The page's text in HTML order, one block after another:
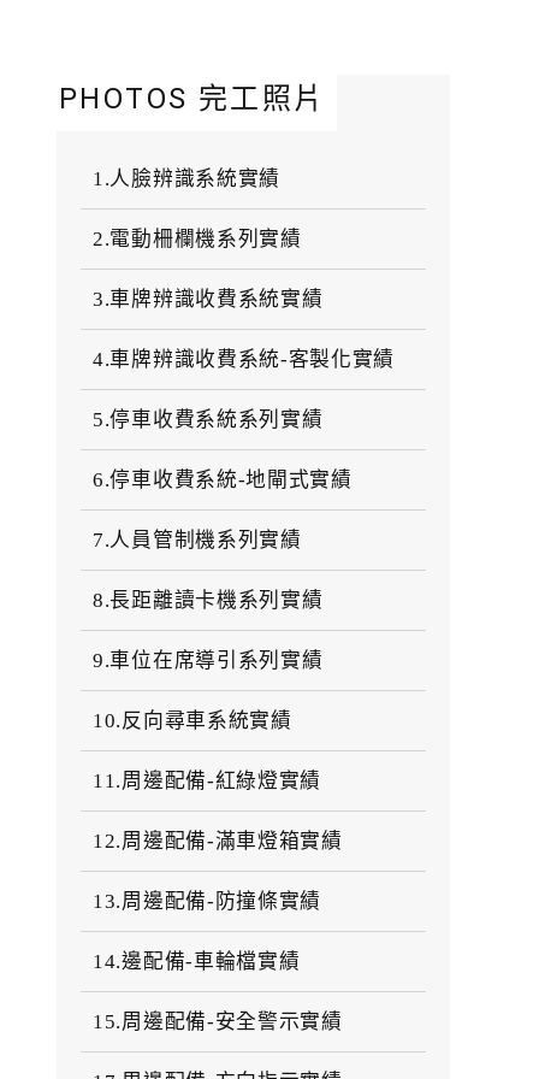
PHOTOS 完工照片
1.人臉辨識系統實績
2.電動柵欄機系列實績
3.車牌辨識收費系統實績
4.車牌辨識收費系統-客製化實績
5.停車收費系統系列實績
6.停車收費系統-地閘式實績
7.人員管制機系列實績
8.長距離讀卡機系列實績
9.車位在席導引系列實績
10.反向尋車系統實績
11.周邊配備-紅綠燈實績
12.周邊配備-滿車燈箱實績
13.周邊配備-防撞條實績
14.邊配備-車輪檔實績
15.周邊配備-安全警示實績